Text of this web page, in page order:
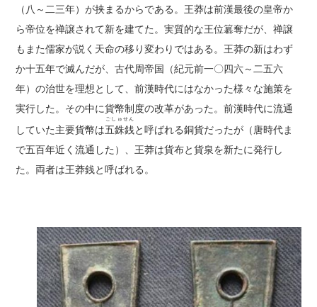
（八～二三年）が挟まるからである。王莽は前漢最後の皇帝か
ら帝位を禅譲されて新を建てた。実質的な王位簒奪だが、禅譲
もまた儒家が説く天命の移り変わりではある。王莽の新はわず
か十五年で滅んだが、古代周帝国（紀元前一〇四六～二五六
年）の治世を理想として、前漢時代にはなかった様々な施策を
実行した。その中に貨幣制度の改革があった。前漢時代に流通
していた主要貨幣は五銖銭
ごしゅせん
と呼ばれる銅貨だったが（唐時代ま
で五百年近く流通した）、王莽は貨布と貨泉を新たに発行し
た。両者は王莽銭と呼ばれる。